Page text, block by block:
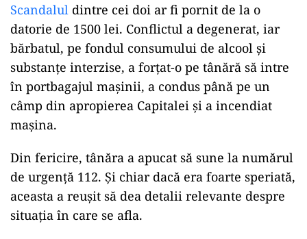
Scandalul dintre cei doi ar fi pornit de la o
datorie de 1500 lei. Conflictul a degenerat, iar
bărbatul, pe fondul consumului de alcool și
substanțe interzise, a forțat-o pe tânără să intre
în portbagajul mașinii, a condus până pe un
câmp din apropierea Capitalei și a incendiat
mașina.
Din fericire, tânăra a apucat să sune la numărul
de urgență 112. Și chiar dacă era foarte speriată,
aceasta a reușit să dea detalii relevante despre
situația în care se afla.